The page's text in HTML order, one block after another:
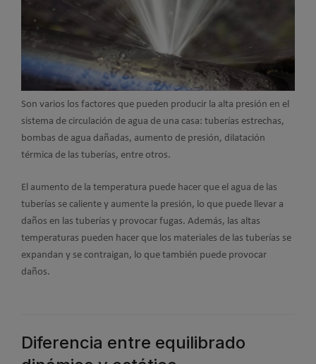
Son varios los factores que pueden producir la alta presión en el
sistema de circulación de agua de una casa: tuberías estrechas,
bombas de agua dañadas, aumento de presión, dilatación
térmica de las tuberías, entre otros.
El aumento de la temperatura puede hacer que el agua de las
tuberías se caliente y aumente la presión, lo que puede llevar a
daños en las tuberías y provocar fugas. Además, las altas
temperaturas pueden hacer que los materiales de las tuberías se
expandan y se contraigan, lo que también puede provocar
daños.
Diferencia entre equilibrado